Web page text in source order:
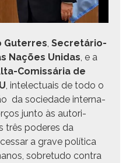
Guter­res Secretário-
Nações Unidas , e a
Comis­sária de
, int­elec­tu­ais de todo o
da sociedade inter­na­
jun­to às autori­
três poderes da
a grave políti­ca
sobre­tu­do con­tra